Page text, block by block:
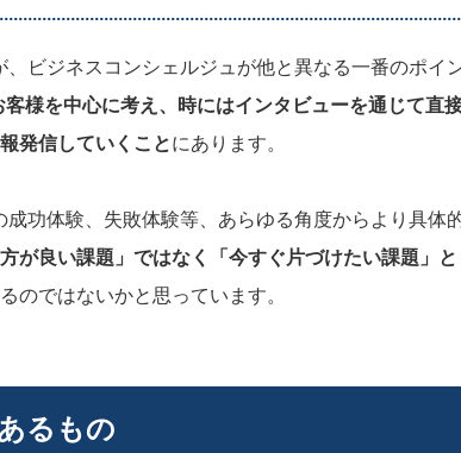
ビジネスコンシェルジュが他と異なる一番のポイ
様を中心に考え、時にはインタビューを通じて直
発信していくことにあります。
功体験、失敗体験等、あらゆる角度からより具体
方が良い課題」ではなく「今すぐ片づけたい課題」と
のではないかと思っています。
るもの